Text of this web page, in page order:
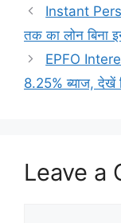
Instant
तक का लोन बिना
EPFO
8.25% ब्याज, देखें
Leave a